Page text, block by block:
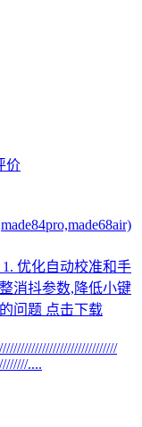
价
优化自动校准和手
消抖参数,降低小键
问题 点击下载
....